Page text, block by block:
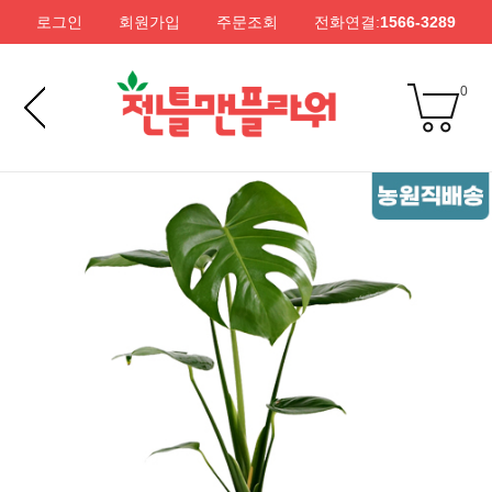
로그인 회원가입 주문조회 전화연결:1566-3289
0